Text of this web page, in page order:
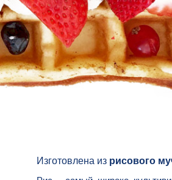
Изготовлена из рисового